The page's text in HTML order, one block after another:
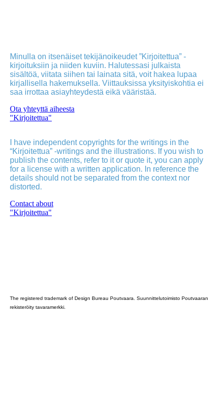
Minulla on itsenäiset tekijänoikeudet ”Kirjoitettua” -
kirjoituksiin ja niiden kuviin. Halutessasi julkaista
sisältöä, viitata siihen tai lainata sitä, voit hakea lupaa
kirjallisella hakemuksella. Viittauksissa yksityiskohtia ei
saa irrottaa asiayhteydestä eikä vääristää.
Ota yhteyttä aiheesta
"Kirjoitettua"
I have independent copyrights for the writings in the
“Kirjoitettua” -writings and the illustrations. If you wish to
publish the contents, refer to it or quote it, you can apply
for a license with a written application. In reference the
details should not be separated from the context nor
distorted.
Contact about
"Kirjoitettua"
The registered trademark of Design Bureau Poutvaara. Suunnittelutoimisto Poutvaaran
rekisteröity tavaramerkki.